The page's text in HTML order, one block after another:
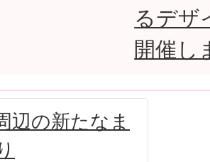
るデザ
開催し
辺の新たなま